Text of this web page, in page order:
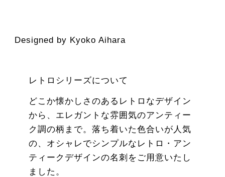
Designed by Kyoko Aihara
レトロシリーズについて
どこか懐かしさのあるレトロなデザイン
から、エレガントな雰囲気のアンティー
ク調の柄まで。落ち着いた色合いが人気
の、オシャレでシンプルなレトロ・アン
ティークデザインの名刺をご用意いたし
ました。